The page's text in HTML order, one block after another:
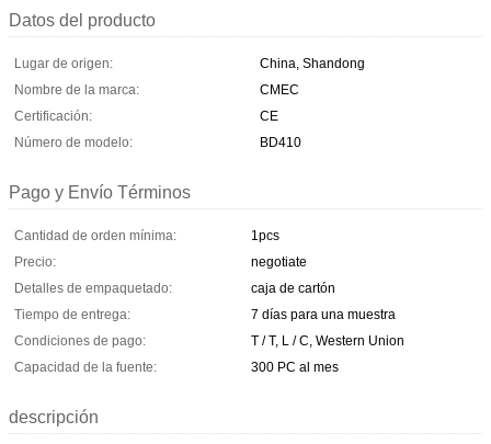
Datos del producto
Lugar de origen:
China, Shandong
Nombre de la marca:
CMEC
Certificación:
CE
Número de modelo:
BD410
Pago y Envío Términos
Cantidad de orden mínima:
1pcs
Precio:
negotiate
Detalles de empaquetado:
caja de cartón
Tiempo de entrega:
7 días para una muestra
Condiciones de pago:
T / T, L / C, Western Union
Capacidad de la fuente:
300 PC al mes
descripción